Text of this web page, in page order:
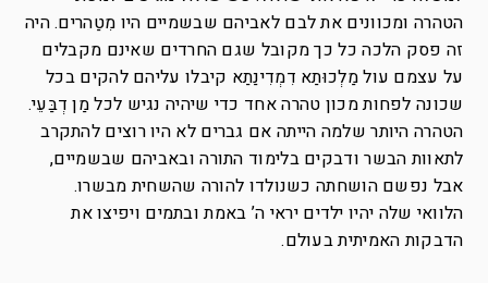
הטהרה ומכוונים את לבם לאביהם שבשמיים היו מִטַהרים. היה
זה פסק הלכה כל כך מקובל שגם החרדים שאינם מקבלים
על עצמם עול מַלְכוּתַא דִמְדִינַתַא קיבלו עליהם להקים בכל
שכונה לפחות מכון טהרה אחד כדי שיהיה נגיש לכל מַן דְבַּעֵי.
הטהרה היותר שלמה הייתה אם גברים לא היו רוצים להתקרב
לתאוות הבשר ודבקים בלימוד התורה ובאביהם שבשמיים,
אבל נפשם הושחתה כשנולדו להורה שהשחית מבשרו.
הלוואי שלה יהיו ילדים יראי ה’ באמת ובתמים ויפיצו את
הדבקות האמיתית בעולם.